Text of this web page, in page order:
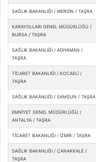
SAĞLIK BAKANLIĞI / MERSİN / TAŞRA
KARAYOLLARI GENEL MÜDÜRLÜĞÜ /
BURSA / TAŞRA
SAĞLIK BAKANLIĞI / ADIYAMAN /
TAŞRA
TİCARET BAKANLIĞI / KOCAELİ /
TAŞRA
SAĞLIK BAKANLIĞI / SAMSUN / TAŞRA
EMNİYET GENEL MÜDÜRLÜĞÜ /
ANTALYA / TAŞRA
TİCARET BAKANLIĞI / İZMİR / TAŞRA
SAĞLIK BAKANLIĞI / ÇANAKKALE /
TAŞRA